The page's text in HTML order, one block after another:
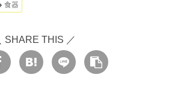
食器
SHARE THIS ／